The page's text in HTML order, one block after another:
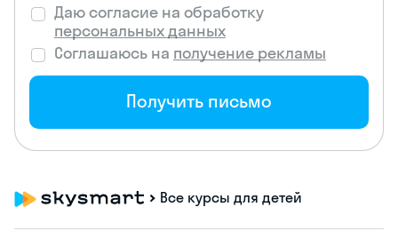
Даю согласие на обработку
персональных данных
Соглашаюсь на получение рекламы
Получить письмо
Все курсы для детей